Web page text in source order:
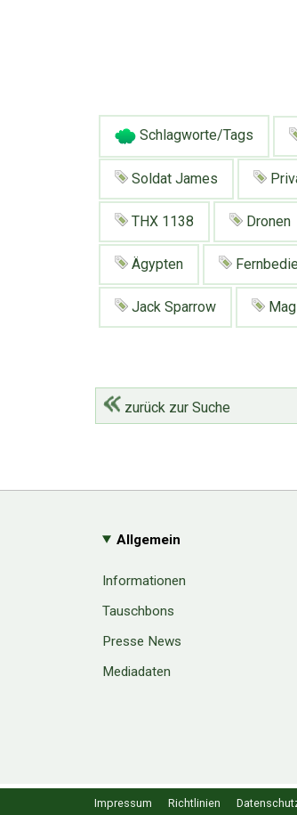
Schlagworte/Tags
Soldat James
THX 1138 Dronen
Ägypten
Jack Sparrow
zurück zur Suche
Allgemein
Informationen
Tauschbons
Presse News
Mediadaten
Impressum Richtlinien